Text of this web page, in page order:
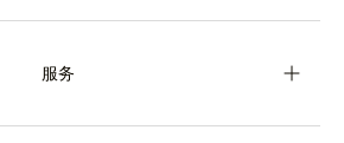
服务